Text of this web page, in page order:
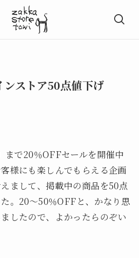
ンストア50点値下げ
まで20％OFFセールを開催中
様にも楽しんでもらえる企画
まして、掲載中の商品を50点
。20～50％OFFと、かなり思
したので、よかったらのぞい